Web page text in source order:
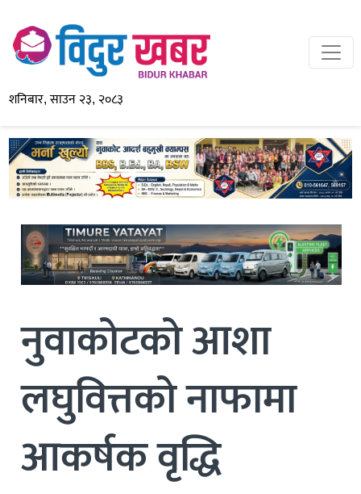
शनिबार, साउन २३, २०८३
नुवाकोटको आशा
लघुवित्तको नाफामा
आकर्षक वृद्धि